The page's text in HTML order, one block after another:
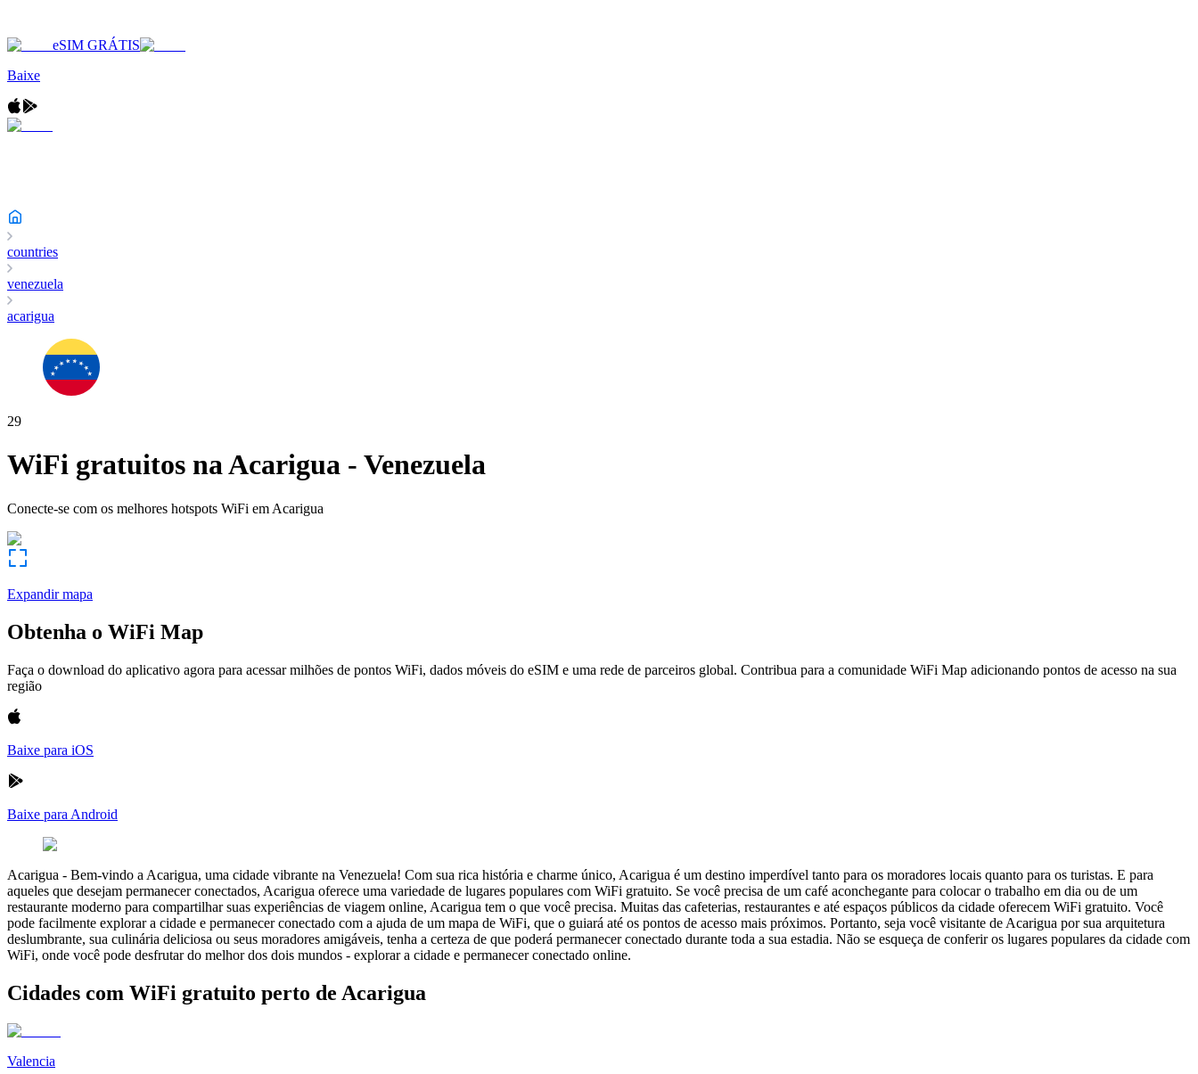
eSIM GRÁTIS
Baixe
countries
venezuela
acarigua
29
WiFi gratuitos naAcarigua - Venezuela
Conecte-se com os melhores hotspots WiFi em Acarigua
Expandir mapa
Obtenha o WiFi Map
Faça o download do aplicativo agora para acessar milhões de pontos WiFi, dados móveis do eSIM e uma rede de parceiros global. Contribua para a comunidade WiFi Map adicionando pontos de acesso na sua
região
Baixe para iOS
Baixe para Android
Acarigua - Bem-vindo a Acarigua, uma cidade vibrante na Venezuela! Com sua rica história e charme único, Acarigua é um destino imperdível tanto para os moradores locais quanto para os turistas. E para
aqueles que desejam permanecer conectados, Acarigua oferece uma variedade de lugares populares com WiFi gratuito. Se você precisa de um café aconchegante para colocar o trabalho em dia ou de um
restaurante moderno para compartilhar suas experiências de viagem online, Acarigua tem o que você precisa. Muitas das cafeterias, restaurantes e até espaços públicos da cidade oferecem WiFi gratuito. Você
pode facilmente explorar a cidade e permanecer conectado com a ajuda de um mapa de WiFi, que o guiará até os pontos de acesso mais próximos. Portanto, seja você visitante de Acarigua por sua arquitetura
deslumbrante, sua culinária deliciosa ou seus moradores amigáveis, tenha a certeza de que poderá permanecer conectado durante toda a sua estadia. Não se esqueça de conferir os lugares populares da cidade com
WiFi, onde você pode desfrutar do melhor dos dois mundos - explorar a cidade e permanecer conectado online.
Cidades com WiFi gratuito perto de Acarigua
Valencia